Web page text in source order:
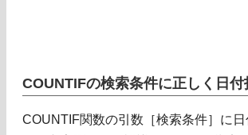
COUNTIFの検索条件に正しく日付
COUNTIF関数の引数［検索条件］に